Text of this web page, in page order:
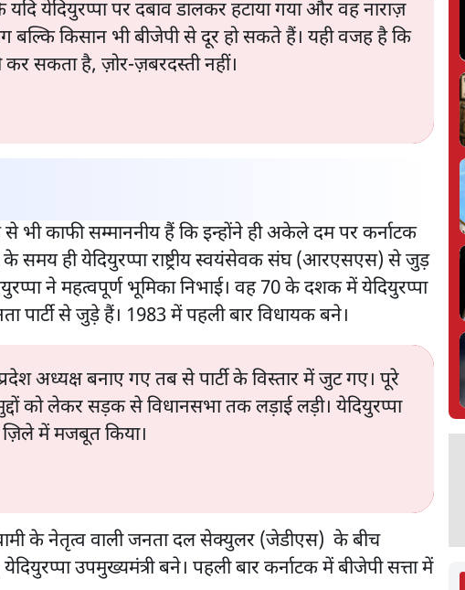
येदियुरप्पा पर दबाव डालकर हटाया गया और वह नाराज़
बल्कि किसान भी बीजेपी से दूर हो सकते हैं। यही वजह है कि
कर सकता है, ज़ोर-ज़बरदस्ती नहीं।
भी काफी सम्माननीय हैं कि इन्होंने ही अकेले दम पर कर्नाटक
समय ही येदियुरप्पा राष्ट्रीय स्वयंसेवक संघ (आरएसएस) से जुड़
ने महत्वपूर्ण भूमिका निभाई। वह 70 के दशक में येदियुरप्पा
से जुड़े हैं। 1983 में पहली बार विधायक बने।
अध्यक्ष बनाए गए तब से पार्टी के विस्तार में जुट गए। पूरे
को लेकर सड़क से विधानसभा तक लड़ाई लड़ी। येदियुरप्पा
में मजबूत किया।
के नेतृत्व वाली जनता दल सेक्युलर (जेडीएस) के बीच
उपमुख्यमंत्री बने। पहली बार कर्नाटक में बीजेपी सत्ता में